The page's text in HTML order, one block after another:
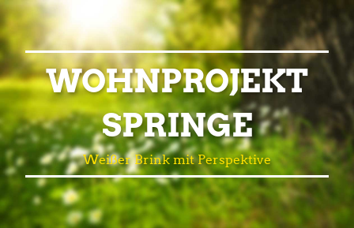
WOHNPROJEKT
SPRINGE
Weißer Brink mit Perspektive